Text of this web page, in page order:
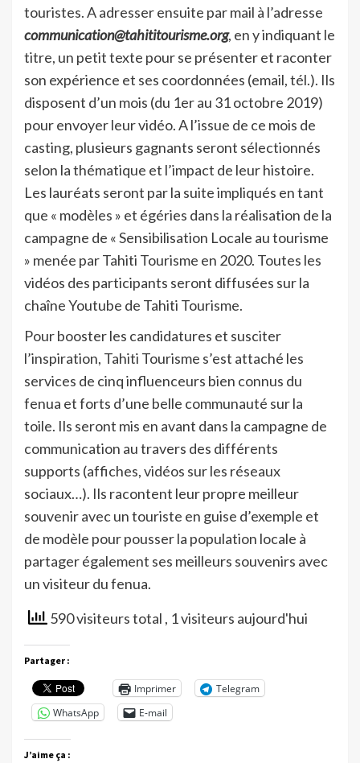
touristes. A adresser ensuite par mail à l’adresse
communication@tahititourisme.org, en y indiquant le
titre, un petit texte pour se présenter et raconter
son expérience et ses coordonnées (email, tél.). Ils
disposent d’un mois (du 1er au 31 octobre 2019)
pour envoyer leur vidéo. A l’issue de ce mois de
casting, plusieurs gagnants seront sélectionnés
selon la thématique et l’impact de leur histoire.
Les lauréats seront par la suite impliqués en tant
que « modèles » et égéries dans la réalisation de la
campagne de « Sensibilisation Locale au tourisme
» menée par Tahiti Tourisme en 2020. Toutes les
vidéos des participants seront diffusées sur la
chaîne Youtube de Tahiti Tourisme.
Pour booster les candidatures et susciter
l’inspiration, Tahiti Tourisme s’est attaché les
services de cinq influenceurs bien connus du
fenua et forts d’une belle communauté sur la
toile. Ils seront mis en avant dans la campagne de
communication au travers des différents
supports (affiches, vidéos sur les réseaux
sociaux…). Ils racontent leur propre meilleur
souvenir avec un touriste en guise d’exemple et
de modèle pour pousser la population locale à
partager également ses meilleurs souvenirs avec
un visiteur du fenua.
590 visiteurs total , 1 visiteurs aujourd'hui
Partager :
Imprimer
Telegram
WhatsApp
E-mail
J’aime ça :